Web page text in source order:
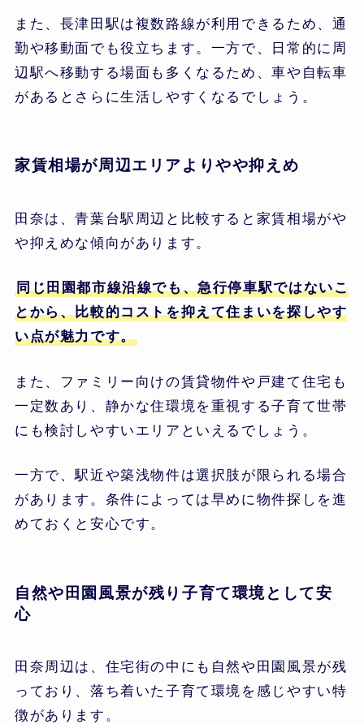
また、長津田駅は複数路線が利用できるため、通
勤や移動面でも役立ちます。一方で、日常的に周
辺駅へ移動する場面も多くなるため、車や自転車
があるとさらに生活しやすくなるでしょう。
家賃相場が周辺エリアよりやや抑えめ
田奈は、青葉台駅周辺と比較すると家賃相場がや
や抑えめな傾向があります。
同じ田園都市線沿線でも、急行停車駅ではないこ
とから、比較的コストを抑えて住まいを探しやす
い点が魅力です。
また、ファミリー向けの賃貸物件や戸建て住宅も
一定数あり、静かな住環境を重視する子育て世帯
にも検討しやすいエリアといえるでしょう。
一方で、駅近や築浅物件は選択肢が限られる場合
があります。条件によっては早めに物件探しを進
めておくと安心です。
自然や田園風景が残り子育て環境として安
心
田奈周辺は、住宅街の中にも自然や田園風景が残
っており、落ち着いた子育て環境を感じやすい特
徴があります。